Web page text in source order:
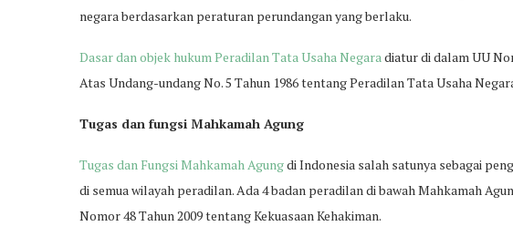
negara berdasarkan peraturan perundangan yang berlaku.
Dasar dan objek hukum Peradilan Tata Usaha Negaradiatur di dalam UU
Atas Undang-undang No. 5 Tahun 1986 tentang Peradilan Tata Usaha
Tugas dan fungsi Mahkamah Agung
Tugas dan Fungsi Mahkamah Agungdi Indonesia salah satunya sebagai
di semua wilayah peradilan. Ada 4 badan peradilan di bawah Mahkamah
Nomor 48 Tahun 2009 tentang Kekuasaan Kehakiman.